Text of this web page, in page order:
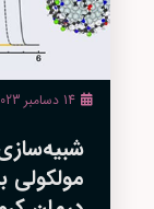
14 دسامبر 2023
مولکولی